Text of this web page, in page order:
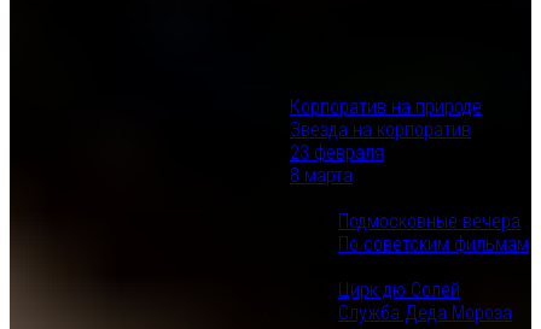
Корпоратив на природе
Звезда на корпоратив
23 февраля
8 марта
Подмосковные вечера
По советским фильмам
Цирк дю Солей
Служба Деда Мороза